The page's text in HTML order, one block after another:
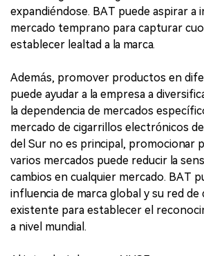
expandiéndose. BAT puede aspirar a
mercado temprano para capturar
establecer lealtad a la marca.
Además, promover productos en
puede ayudar a la empresa a
la dependencia de mercados
mercado de cigarrillos electrónicos
del Sur no es principal, promocionar
varios mercados puede reducir la
cambios en cualquier mercado. BAT
influencia de marca global y su red
existente para establecer el
a nivel mundial.